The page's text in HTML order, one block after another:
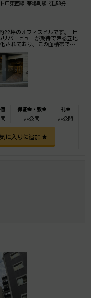
ロ東西線 茅場町駅 徒歩8分
22坪のオフィスビルです。 目
バービューが期待できる立地
されており、この面積帯では
です。
価 保証金・敷金
礼金
非公開 非公開
に入りに追加